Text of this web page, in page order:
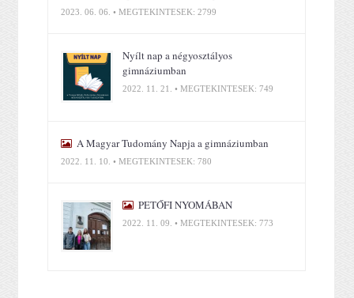
2023. 06. 06. • MEGTEKINTÉSEK: 2799
Nyílt nap a négyosztályos
gimnáziumban
2022. 11. 21. • MEGTEKINTÉSEK: 749
A Magyar Tudomány Napja a gimnáziumban
2022. 11. 10. • MEGTEKINTÉSEK: 780
PETŐFI NYOMÁBAN
2022. 11. 09. • MEGTEKINTÉSEK: 773